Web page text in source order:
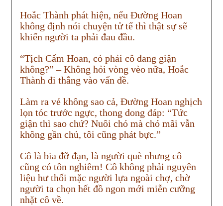
Hoắc Thành phát hiện, nếu Đường Hoan
không định nói chuyện tử tế thì thật sự sẽ
khiến người ta phải đau đầu.
“Tịch Cẩm Hoan, có phải cô đang giận
không?” – Không hỏi vòng vèo nữa, Hoắc
Thành đi thẳng vào vấn đề.
Làm ra vẻ không sao cả, Đường Hoan nghịch
lọn tóc trước ngực, thong dong đáp: “Tức
giận thì sao chứ? Nuôi chó mà chó mãi vẫn
không gần chủ, tôi cũng phát bực.”
Cô là bia đỡ đạn, là người què nhưng cô
cũng có tôn nghiêm! Cô không phải nguyên
liệu hư thối mặc người lựa ngoài chợ, chờ
người ta chọn hết đồ ngon mới miễn cưỡng
nhặt cô về.